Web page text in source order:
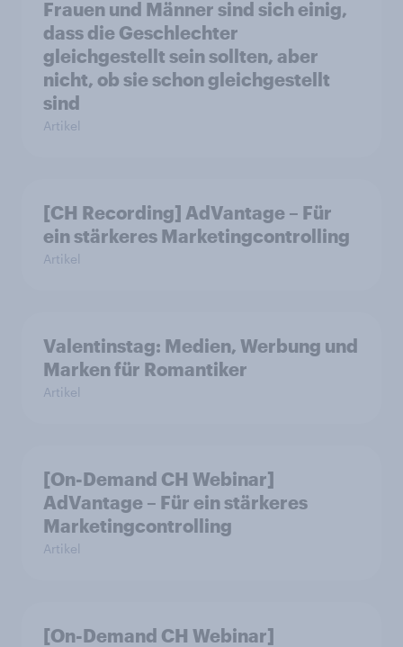
Frauen und Männer sind sich einig,
dass die Geschlechter
gleichgestellt sein sollten, aber
nicht, ob sie schon gleichgestellt
sind
Artikel
[CH Recording] AdVantage – Für
ein stärkeres Marketingcontrolling
Artikel
Valentinstag: Medien, Werbung und
Marken für Romantiker
Artikel
[On-Demand CH Webinar]
AdVantage – Für ein stärkeres
Marketingcontrolling
Artikel
[On-Demand CH Webinar]